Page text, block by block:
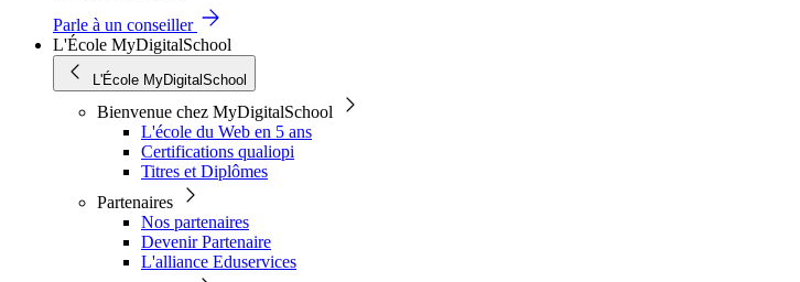
Parle à un conseiller
L'École MyDigitalSchool
L'École MyDigitalSchool
Bienvenue chez MyDigitalSchool
L'école du Web en 5 ans
Certifications qualiopi
Titres et Diplômes
Partenaires
Nos partenaires
Devenir Partenaire
L'alliance Eduservices